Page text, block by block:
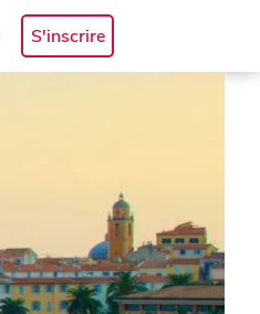
S'inscrire